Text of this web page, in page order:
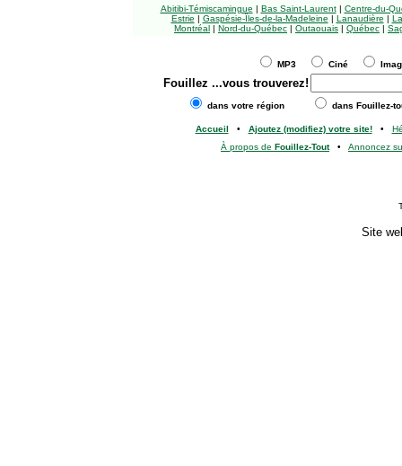
Abitibi-Témiscamingue | Bas Saint-Laurent| Centre-du-
Estrie | Gaspésie-Îles-de-la-Madeleine | Lanaudière |
Montréal | Nord-du-Québec | Outaouais | Québec |
MP3 Ciné
Fouillez ...vous trouverez!
dans votre région dans Fouillez-
Accueil • Ajoutez (modifiez) votre site!•
À propos de Fouillez-Tout• Annoncez
Site